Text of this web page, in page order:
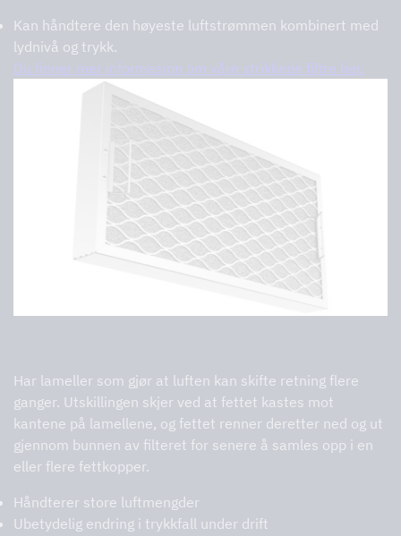
Kan håndtere den høyeste luftstrømmen kombinert med
lydnivå og trykk.
Du finner mer informasjon om våre strikkede filtre her.
Har lameller som gjør at luften kan skifte retning flere
ganger. Utskillingen skjer ved at fettet kastes mot
kantene på lamellene, og fettet renner deretter ned og ut
gjennom bunnen av filteret for senere å samles opp i en
eller flere fettkopper.
Håndterer store luftmengder
Ubetydelig endring i trykkfall under drift